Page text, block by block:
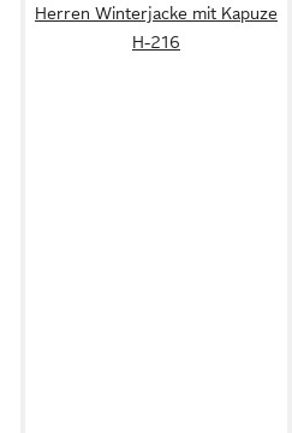
Herren Winterjacke mit Kapuze
H-216